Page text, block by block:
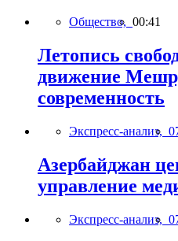
Общество, 00:41
Летопись
движение
современность
Экспресс-анализ,
Азербайджан
управление
Экспресс-анализ,